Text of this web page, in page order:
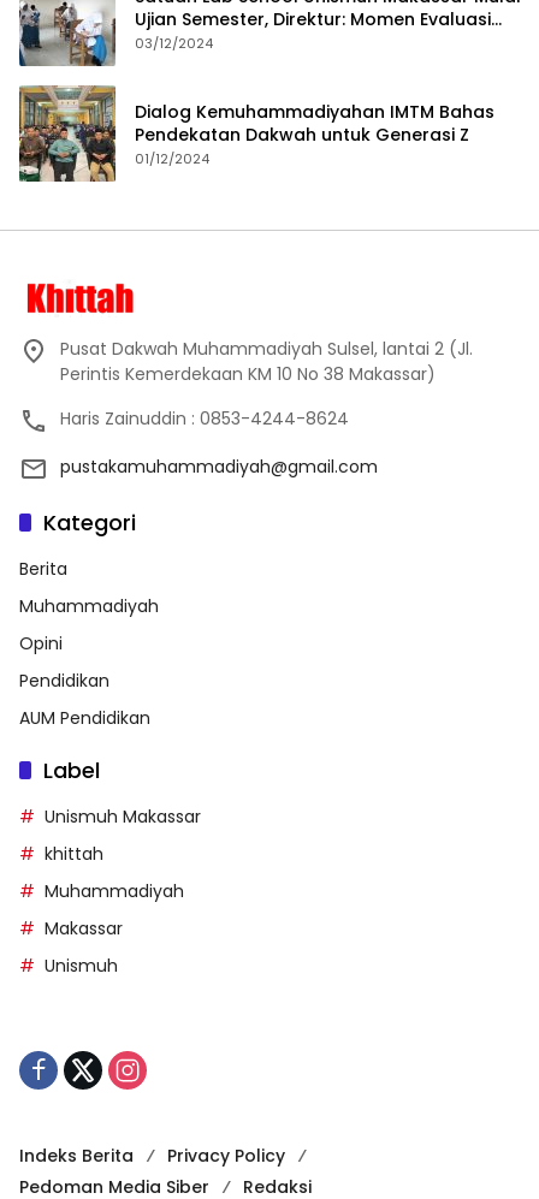
Ujian Semester, Direktur: Momen Evaluasi
Proses Pembelajaran
03/12/2024
Dialog Kemuhammadiyahan IMTM Bahas
Pendekatan Dakwah untuk Generasi Z
01/12/2024
Pusat Dakwah Muhammadiyah Sulsel, lantai 2 (Jl.
Perintis Kemerdekaan KM 10 No 38 Makassar)
Haris Zainuddin : 0853-4244-8624
pustakamuhammadiyah@gmail.com
Kategori
Berita
Muhammadiyah
Opini
Pendidikan
AUM Pendidikan
Label
Unismuh Makassar
khittah
Muhammadiyah
Makassar
Unismuh
Indeks Berita
Privacy Policy
Pedoman Media Siber
Redaksi